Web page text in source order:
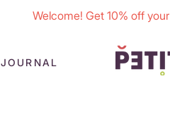
Welcome! Get 10% off
JOURNAL